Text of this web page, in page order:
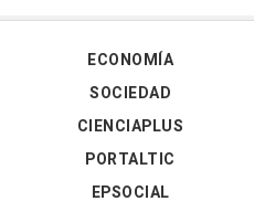
ECONOMÍA
SOCIEDAD
CIENCIAPLUS
PORTALTIC
EPSOCIAL